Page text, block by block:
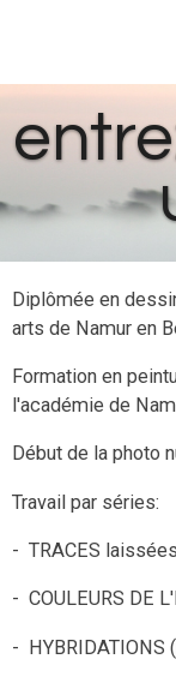
contenu
Diplômée en
arts de Namur en
Formation en
l'académie de
Début de la photo
Travail par séries:
- TRACES
- COULEURS DE
- HYBRIDATIONS